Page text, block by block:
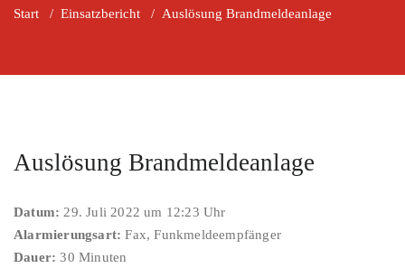
Start / Einsatzbericht / Auslösung Brandmeldeanlage
Auslösung Brandmeldeanlage
Datum: 29. Juli 2022 um 12:23 Uhr
Alarmierungsart: Fax, Funkmeldeempfänger
Dauer: 30 Minuten